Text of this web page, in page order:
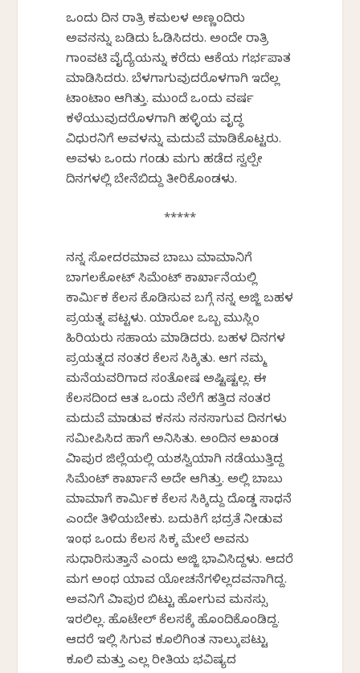
ಒಂದು ದಿನ ರಾತ್ರಿ ಕಮಲಳ ಅಣ್ಣಂದಿರು
ಅವನನ್ನು ಬಡಿದು ಓಡಿಸಿದರು. ಅಂದೇ ರಾತ್ರಿ
ಗಾಂವಟಿ ವೈದ್ಯೆಯನ್ನು ಕರೆದು ಆಕೆಯ ಗರ್ಭಪಾತ
ಮಾಡಿಸಿದರು. ಬೆಳಗಾಗುವುದರೊಳಗಾಗಿ ಇದೆಲ್ಲ
ಟಾಂಟಾಂ ಆಗಿತ್ತು. ಮುಂದೆ ಒಂದು ವರ್ಷ
ಕಳೆಯುವುದರೊಳಗಾಗಿ ಹಳ್ಳಿಯ ವೃದ್ಧ
ವಿಧುರನಿಗೆ ಅವಳನ್ನು ಮದುವೆ ಮಾಡಿಕೊಟ್ಟರು.
ಅವಳು ಒಂದು ಗಂಡು ಮಗು ಹಡೆದ ಸ್ವಲ್ಪೇ
ದಿನಗಳಲ್ಲಿ ಬೇನೆಬಿದ್ದು ತೀರಿಕೊಂಡಳು.
*****
ನನ್ನ ಸೋದರಮಾವ ಬಾಬು ಮಾಮಾನಿಗೆ
ಬಾಗಲಕೋಟ್ ಸಿಮೆಂಟ್ ಕಾರ್ಖಾನೆಯಲ್ಲಿ
ಕಾರ್ಮಿಕ ಕೆಲಸ ಕೊಡಿಸುವ ಬಗ್ಗೆ ನನ್ನ ಅಜ್ಜಿ ಬಹಳ
ಪ್ರಯತ್ನ ಪಟ್ಟಳು. ಯಾರೋ ಒಬ್ಬ ಮುಸ್ಲಿಂ
ಹಿರಿಯರು ಸಹಾಯ ಮಾಡಿದರು. ಬಹಳ ದಿನಗಳ
ಪ್ರಯತ್ನದ ನಂತರ ಕೆಲಸ ಸಿಕ್ಕಿತು. ಆಗ ನಮ್ಮ
ಮನೆಯವರಿಗಾದ ಸಂತೋಷ ಅಷ್ಟಿಷ್ಟಲ್ಲ. ಈ
ಕೆಲಸದಿಂದ ಆತ ಒಂದು ನೆಲೆಗೆ ಹತ್ತಿದ ನಂತರ
ಮದುವೆ ಮಾಡುವ ಕನಸು ನನಸಾಗುವ ದಿನಗಳು
ಸಮೀಪಿಸಿದ ಹಾಗೆ ಅನಿಸಿತು. ಅಂದಿನ ಅಖಂಡ
ವಿಜಾಪುರ ಜಿಲ್ಲೆಯಲ್ಲಿ ಯಶಸ್ವಿಯಾಗಿ ನಡೆಯುತ್ತಿದ್ದ
ಸಿಮೆಂಟ್ ಕಾರ್ಖಾನೆ ಅದೇ ಆಗಿತ್ತು. ಅಲ್ಲಿ ಬಾಬು
ಮಾಮಾಗೆ ಕಾರ್ಮಿಕ ಕೆಲಸ ಸಿಕ್ಕಿದ್ದು ದೊಡ್ಡ ಸಾಧನೆ
ಎಂದೇ ತಿಳಿಯಬೇಕು. ಬದುಕಿಗೆ ಭದ್ರತೆ ನೀಡುವ
ಇಂಥ ಒಂದು ಕೆಲಸ ಸಿಕ್ಕ ಮೇಲೆ ಅವನು
ಸುಧಾರಿಸುತ್ತಾನೆ ಎಂದು ಅಜ್ಜಿ ಭಾವಿಸಿದ್ದಳು. ಆದರೆ
ಮಗ ಅಂಥ ಯಾವ ಯೋಚನೆಗಳಿಲ್ಲದವನಾಗಿದ್ದ.
ಅವನಿಗೆ ವಿಜಾಪುರ ಬಿಟ್ಟು ಹೋಗುವ ಮನಸ್ಸು
ಇರಲಿಲ್ಲ. ಹೊಟೇಲ್ ಕೆಲಸಕ್ಕೆ ಹೊಂದಿಕೊಂಡಿದ್ದ.
ಆದರೆ ಇಲ್ಲಿ ಸಿಗುವ ಕೂಲಿಗಿಂತ ನಾಲ್ಕುಪಟ್ಟು
ಕೂಲಿ ಮತ್ತು ಎಲ್ಲ ರೀತಿಯ ಭವಿಷ್ಯದ